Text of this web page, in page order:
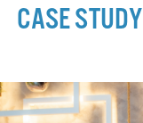
CASE STUDY